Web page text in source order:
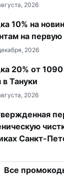
2026
10% на
на первую
2026
20% от
в Тануки
2026
Санкт-
Все